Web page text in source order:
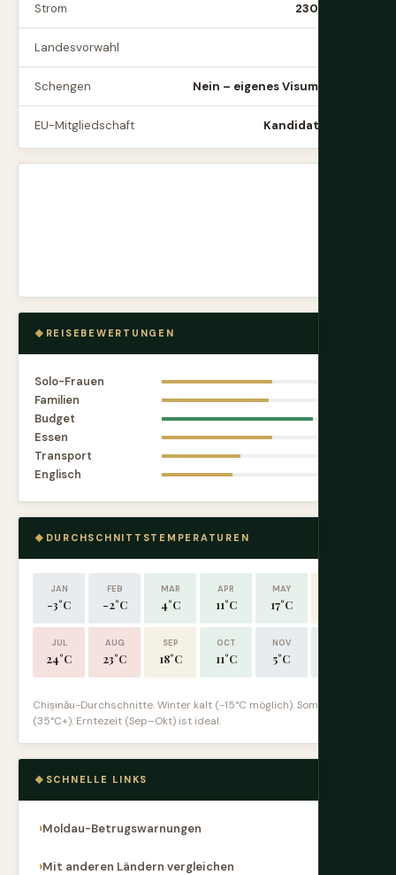
Strom 230V, Typ F
Landesvorwahl
Schengen Nein – eigenes Visumsystem
EU-Mitgliedschaft Kandidat (2022)
REISEBEWERTUNGEN
Solo-Frauen
Familien
Budget
Essen
Transport
Englisch
DURCHSCHNITTSTEMPERATUREN
JAN
-3°C
FEB
-2°C
MAR
4°C
APR
11°C
MAY
17°C
JUL
24°C
AUG
23°C
SEP
18°C
OCT
11°C
NOV
5°C
Chișinău-Durchschnitte. Winter kalt (-15°C möglich). Sommer heiß
(35°C+). Erntezeit (Sep–Okt) ist ideal.
SCHNELLE LINKS
Moldau-Betrugswarnungen
Mit anderen Ländern vergleichen